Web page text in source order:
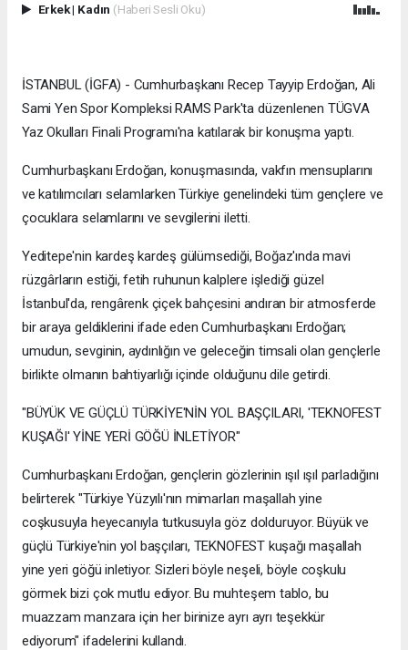
Erkek| Kadın (Haberi Sesli Oku)
İSTANBUL (İGFA) - Cumhurbaşkanı Recep Tayyip Erdoğan, Ali
Sami Yen Spor Kompleksi RAMS Park'ta düzenlenen TÜGVA
Yaz Okulları Finali Programı'na katılarak bir konuşma yaptı.
Cumhurbaşkanı Erdoğan, konuşmasında, vakfın mensuplarını
ve katılımcıları selamlarken Türkiye genelindeki tüm gençlere ve
çocuklara selamlarını ve sevgilerini iletti.
Yeditepe'nin kardeş kardeş gülümsediği, Boğaz'ında mavi
rüzgârların estiği, fetih ruhunun kalplere işlediği güzel
İstanbul'da, rengârenk çiçek bahçesini andıran bir atmosferde
bir araya geldiklerini ifade eden Cumhurbaşkanı Erdoğan;
umudun, sevginin, aydınlığın ve geleceğin timsali olan gençlerle
birlikte olmanın bahtiyarlığı içinde olduğunu dile getirdi.
"BÜYÜK VE GÜÇLÜ TÜRKİYE'NİN YOL BAŞÇILARI, 'TEKNOFEST
KUŞAĞI' YİNE YERİ GÖĞÜ İNLETİYOR"
Cumhurbaşkanı Erdoğan, gençlerin gözlerinin ışıl ışıl parladığını
belirterek "Türkiye Yüzyılı'nın mimarları maşallah yine
coşkusuyla heyecanıyla tutkusuyla göz dolduruyor. Büyük ve
güçlü Türkiye'nin yol başçıları, TEKNOFEST kuşağı maşallah
yine yeri göğü inletiyor. Sizleri böyle neşeli, böyle coşkulu
görmek bizi çok mutlu ediyor. Bu muhteşem tablo, bu
muazzam manzara için her birinize ayrı ayrı teşekkür
ediyorum" ifadelerini kullandı.